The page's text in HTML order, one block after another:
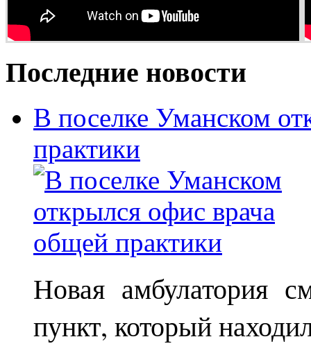
Последние новости
В поселке Уманском
практики
Новая амбулатория
пункт, который